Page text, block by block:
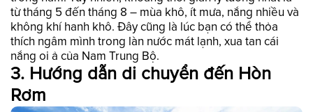
từ tháng 5 đến tháng 8 – mùa khô, ít mưa, nắng nhiều và
không khí hanh khô. Đây cũng là lúc bạn có thể thỏa
thích ngâm mình trong làn nước mát lạnh, xua tan cái
nắng oi ả của Nam Trung Bộ.
3. Hướng dẫn di chuyển đến Hòn
Rơm